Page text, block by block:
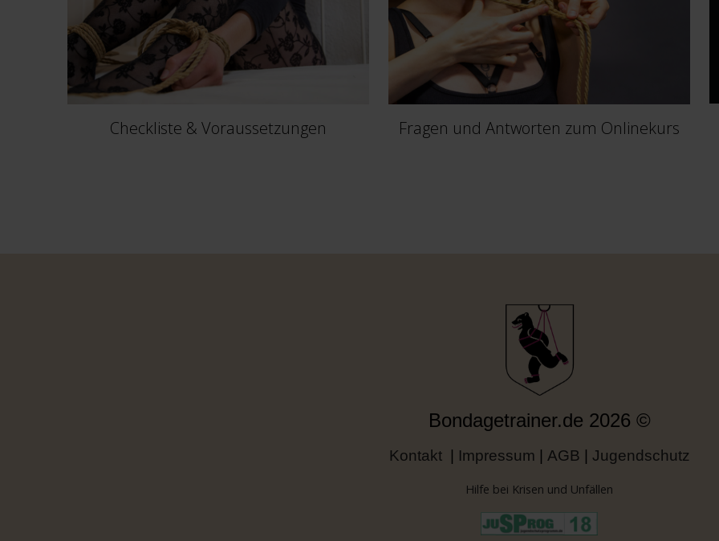
Checkliste & Voraussetzungen Fragen und Antworten zum Onlinekurs
Bondagetrainer.de 2026 ©
Kontakt| Impressum AGB Jugendschutz
Hilfe bei Krisen und Unfällen